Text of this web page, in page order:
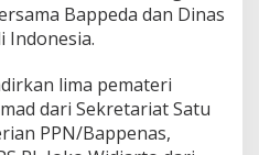
Bappeda dan Dinas
Indonesia.
lima pemateri
dari Sekretariat Satu
PPN/Bappenas,